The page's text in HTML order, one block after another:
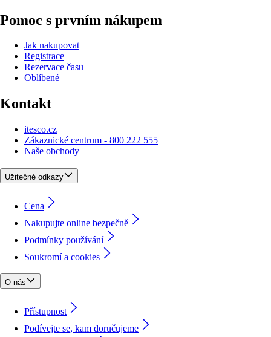
Pomoc s prvním nákupem
Jak nakupovat
Registrace
Rezervace času
Oblíbené
Kontakt
itesco.cz
Zákaznické centrum - 800 222 555
Naše obchody
Užitečné odkazy
Cena
Nakupujte online bezpečně
Podmínky používání
Soukromí a cookies
O nás
Přístupnost
Podívejte se, kam doručujeme